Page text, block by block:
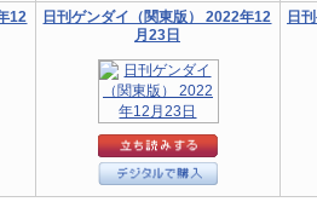
12
日刊ゲンダイ（関東版） 2022年12
月23日
日